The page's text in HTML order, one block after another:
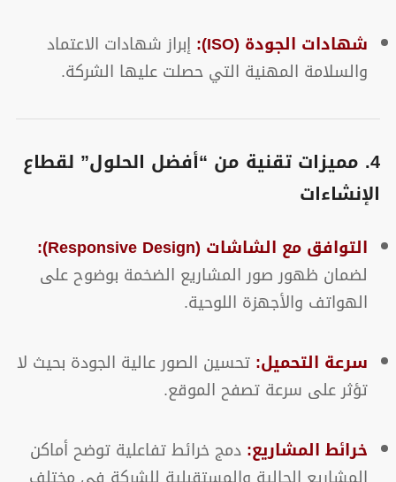
شهادات الجودة (ISO):
إبراز شهادات الاعتماد
والسلامة المهنية التي حصلت عليها الشركة.
4. مميزات تقنية من “أفضل الحلول” لقطاع
الإنشاءات
التوافق مع الشاشات (Responsive Design):
لضمان ظهور صور المشاريع الضخمة بوضوح على
الهواتف والأجهزة اللوحية.
سرعة التحميل: تحسين الصور عالية الجودة بحيث لا
تؤثر على سرعة تصفح الموقع.
خرائط المشاريع: دمج خرائط تفاعلية توضح أماكن